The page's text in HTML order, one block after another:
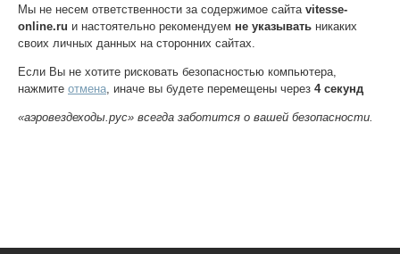
Мы не несем ответственности за содержимое сайта vitesse-
online.ru и настоятельно рекомендуем не указывать никаких
своих личных данных на сторонних сайтах.
Если Вы не хотите рисковать безопасностью компьютера,
нажмите отмена , иначе вы будете перемещены через 4секунд
«аэровездеходы.рус» всегда заботится о вашей безопасности.